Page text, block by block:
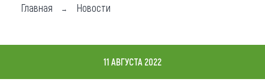
Где остановиться
Главная Новости
11 АВГУСТА 2022